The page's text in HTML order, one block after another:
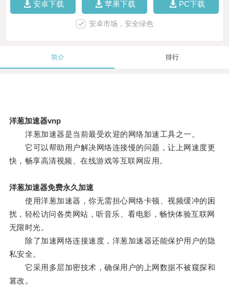
安卓下载 苹果下载 PC下载
安卓市场，安全绿色
简介 排行
洋葱加速器vnp
洋葱加速器是当前最受欢迎的网络加速工具之一。
它可以帮助用户解决网络连接慢的问题，让上网速度更
快，畅享高清视频、在线游戏等互联网应用。
洋葱加速器免费永久加速
使用洋葱加速器，你无需担心网络卡顿、视频缓冲的困
扰，轻松访问各类网站，听音乐、看电影，畅快体验互联网
无限时光。
除了加速网络连接速度，洋葱加速器还能保护用户的隐
私安全。
它采用多层加密技术，确保用户的上网数据不被窥探和
篡改。